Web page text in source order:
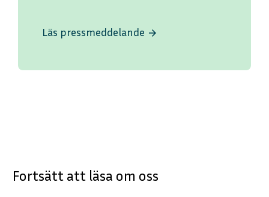
Läs pressmeddelande arrow_forward
Fortsätt att läsa om oss